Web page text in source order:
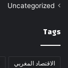
Uncategorized
Tags
الاقتصاد المغربي